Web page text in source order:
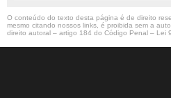
O conteúdo do texto desta página é de direito
mesmo citando nossos links, é proibida sem a
direito autoral – artigo 184 do Código Penal – Lei